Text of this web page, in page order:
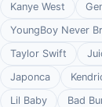
Kanye West
YoungBoy Never
Taylor Swift
Japonca
Lil Baby
Bad